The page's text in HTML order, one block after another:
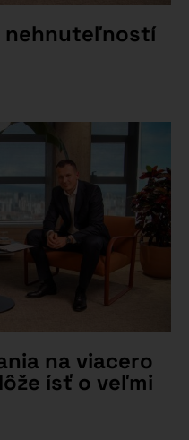
nehnuteľností
na viacero
ísť o veľmi